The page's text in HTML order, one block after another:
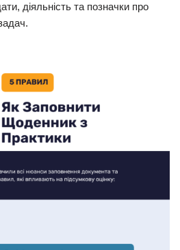
діяльність та позначки про